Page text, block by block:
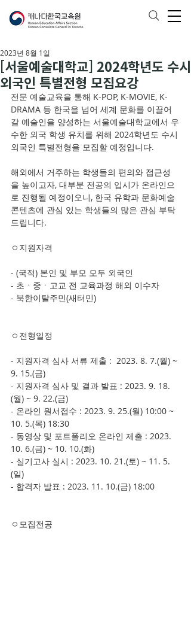
[서울예술대학교] 2024학년도 수시
외국인 특별전형 모집요강
2023년 8월 1일
전문 예술교육을 통해 K-POP, K-MOVIE, K-
DRAMA 등 한국을 넘어 세계 문화를 이끌어
갈 예술인을 양성하는 서울예술대학교에서 우
수한 외국 학생 유치를 위해 2024학년도 수시
외국인 특별전형을 모집할 예정입니다.
해외에서 거주하는 학생들의 편의와 접근성
을 높이고자, 대부분 전공의 입시가 온라인으
로 진행될 예정이오니, 한국 유학과 문화예술
콘텐츠에 관심 있는 학생들의 많은 관심 부탁
드립니다.
ㅇ지원자격
- (국적) 본인 및 부모 모두 외국인
- 초ㆍ중ㆍ고교 전 교육과정 해외 이수자
- 북한이탈주민(새터민)
ㅇ전형일정
- 지원자격 심사 서류 제출 :  2023. 8. 7.(월) ~
9. 15.(금)
- 지원자격 심사 및 결과 발표 : 2023. 9. 18.
(월) ~ 9. 22.(금)
- 온라인 원서접수 : 2023. 9. 25.(월) 10:00 ~
10. 5.(목) 18:30
- 동영상 및 포트폴리오 온라인 제출 : 2023.
10. 6.(금) ~ 10. 10.(화)
- 실기고사 실시 : 2023. 10. 21.(토) ~ 11. 5.
(일)
- 합격자 발표 : 2023. 11. 10.(금) 18:00
ㅇ모집전공